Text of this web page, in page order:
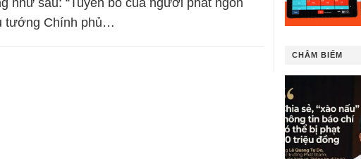
như sau: “Tuyên bố của người phát ngôn
tướng Chính phủ…
CHÂM BIẾM